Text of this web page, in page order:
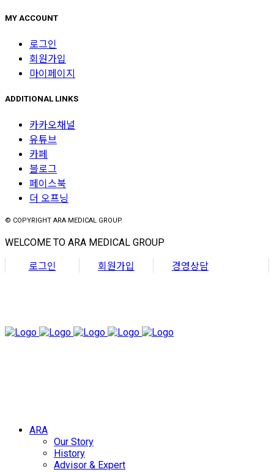
MY ACCOUNT
로그인
회원가입
마이페이지
ADDITIONAL LINKS
카카오채널
유튜브
카페
블로그
페이스북
더 오프닝
© COPYRIGHT ARA MEDICAL GROUP.
WELCOME TO ARA MEDICAL GROUP
로그인 회원가입 경영상담
ARA
Our Story
History
Advisor & Expert